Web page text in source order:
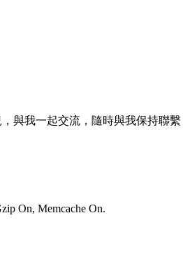
與我一起交流，隨時與我保持聯繫
On, Memcache On.